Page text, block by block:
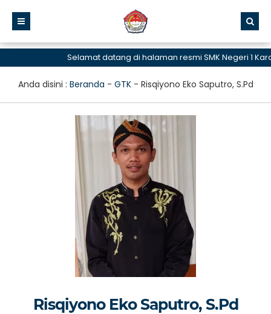
Selamat datang di halaman resmi SMK Negeri 1
Anda disini : Beranda - GTK- Risqiyono Eko Saputro, S.Pd
Risqiyono Eko Saputro, S.Pd